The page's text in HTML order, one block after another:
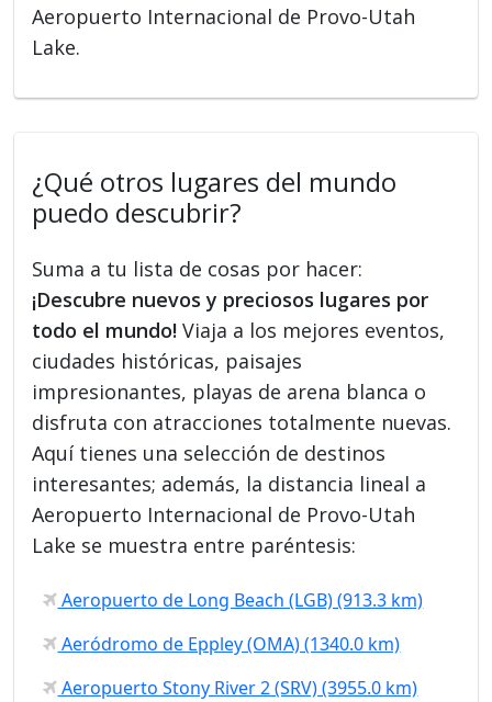
Aeropuerto Internacional de Provo-Utah
Lake.
¿Qué otros lugares del mundo
puedo descubrir?
Suma a tu lista de cosas por hacer:
¡Descubre nuevos y preciosos lugares por
todo el mundo! Viaja a los mejores eventos,
ciudades históricas, paisajes
impresionantes, playas de arena blanca o
disfruta con atracciones totalmente nuevas.
Aquí tienes una selección de destinos
interesantes; además, la distancia lineal a
Aeropuerto Internacional de Provo-Utah
Lake se muestra entre paréntesis:
Aeropuerto de Long Beach (LGB) (913.3 km)
Aeródromo de Eppley (OMA) (1340.0 km)
Aeropuerto Stony River 2 (SRV) (3955.0 km)